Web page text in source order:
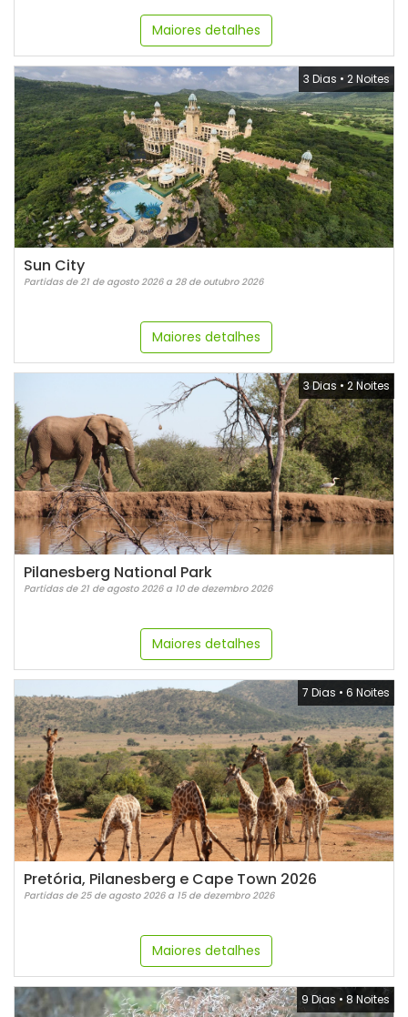
Maiores detalhes
3 Dias • 2 Noites
Sun City
Partidas de 21 de agosto 2026 a 28 de outubro 2026
Maiores detalhes
3 Dias • 2 Noites
Pilanesberg National Park
Partidas de 21 de agosto 2026 a 10 de dezembro 2026
Maiores detalhes
7 Dias • 6 Noites
Pretória, Pilanesberg e Cape Town 2026
Partidas de 25 de agosto 2026 a 15 de dezembro 2026
Maiores detalhes
9 Dias • 8 Noites